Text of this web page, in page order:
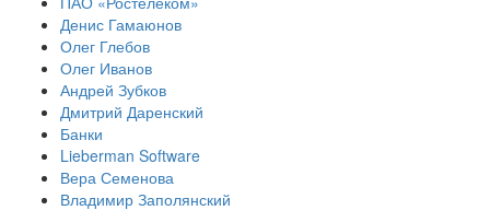
Денис Гамаюнов
Олег Глебов
Олег Иванов
Андрей Зубков
Дмитрий Даренский
Банки
Lieberman Software
Вера Семенова
Владимир Заполянский